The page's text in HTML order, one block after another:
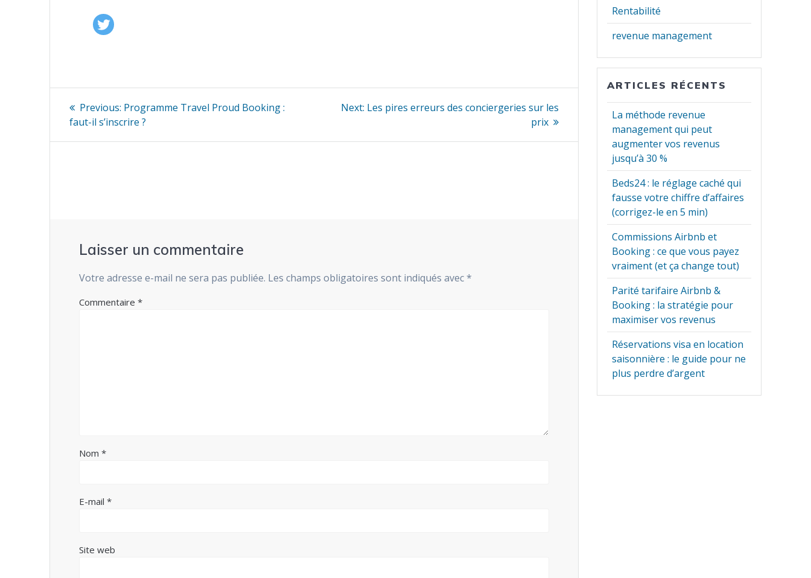
Navigation
de
Previous: Previous
post:
Programme Travel Proud Booking :
faut-il s’inscrire ?
Next: Next
Les pires erreurs des conciergeries sur les
prix
Laisser un commentaire
Votre adresse e-mail ne sera pas publiée. Les champs obligatoires sont indiqués avec*
Commentaire*
Nom*
E-mail*
Site web
Rentabilité
revenue management
ARTICLES RÉCENTS
La méthode revenue
management qui peut
augmenter vos revenus
jusqu’à 30 %
Beds24 : le réglage caché qui
fausse votre chiffre d’affaires
(corrigez-le en 5 min)
Commissions Airbnb et
Booking : ce que vous payez
vraiment (et ça change tout)
Parité tarifaire Airbnb &
Booking : la stratégie pour
maximiser vos revenus
Réservations visa en location
saisonnière : le guide pour ne
plus perdre d’argent